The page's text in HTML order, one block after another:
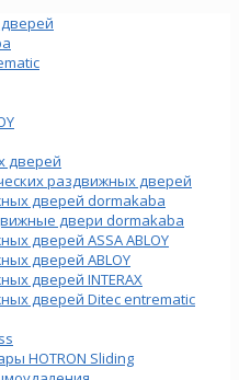
дверей
раздвижных дверей
дверей dormakaba
двери dormakaba
дверей ASSA ABLOY
дверей ABLOY
дверей INTERAX
дверей Ditec entrematic
HOTRON Sliding